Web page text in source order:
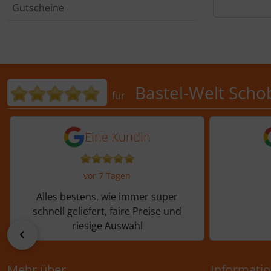
Gutscheine
Bewertungen für Bastel-Welt
für Bastel-Welt
5 von 5 Sternen von einer
Eine Kundin
vor 7 Tagen
Alles bestens, wie immer super
schnell geliefert, faire Preise und
riesige Auswahl
5